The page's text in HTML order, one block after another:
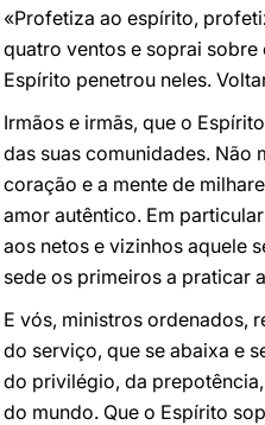
«Profetiza ao espírito,
quatro ventos e soprai sobre
Espírito penetrou neles.
Irmãos e irmãs, que o
das suas comunidades. Não
coração e a mente de
amor autêntico. Em
aos netos e vizinhos aquele
sede os primeiros a praticar
E vós, ministros ordenados,
do serviço, que se abaixa e
do privilégio, da
do mundo. Que o Espírito